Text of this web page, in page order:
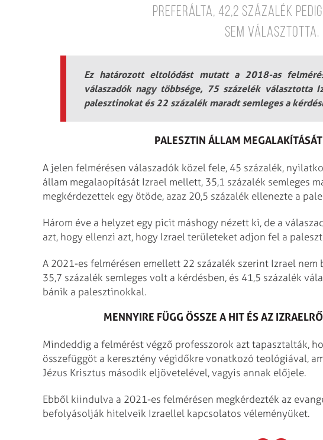
preferálta, 42,2 százalék
sem választotta.
Ez határozott eltolódást mutatt a 2018-as
válaszadók nagy többsége, 75 százelék választotta
palesztinokat és 22 százalék maradt semleges a
PALESZTIN ÁLLAM
A jelen felmérésen válaszadók közel fele, 45 százalék,
állam megalaopítását Izrael mellett, 35,1 százalék semleges
megkérdezettek egy ötöde, azaz 20,5 százalék ellenezte a
Három éve a helyzet egy picit máshogy nézett ki, de a
azt, hogy ellenzi azt, hogy Izrael területeket adjon fel a
A 2021-es felmérésen emellett 22 százalék szerint Izrael
35,7 százalék semleges volt a kérdésben, és 41,5 százalék
bánik a palesztinokkal.
MENNYIRE FÜGG ÖSSZE A HIT ÉS AZ
Mindeddig a felmérést végző professzorok azt tapasztalták,
összefüggöt a keresztény végidőkre vonatkozó teológiával,
Jézus Krisztus második eljövetelével, vagyis annak előjele.
Ebből kiindulva a 2021-es felmérésen megkérdezték az
befolyásolják hitelveik Izraellel kapcsolatos véleményüket.